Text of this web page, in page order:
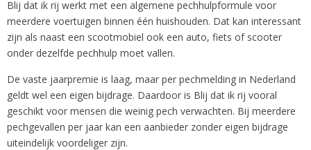
Blij dat ik rij werkt met een algemene pechhulpformule voor
meerdere voertuigen binnen één huishouden. Dat kan interessant
zijn als naast een scootmobiel ook een auto, fiets of scooter
onder dezelfde pechhulp moet vallen.
De vaste jaarpremie is laag, maar per pechmelding in Nederland
geldt wel een eigen bijdrage. Daardoor is Blij dat ik rij vooral
geschikt voor mensen die weinig pech verwachten. Bij meerdere
pechgevallen per jaar kan een aanbieder zonder eigen bijdrage
uiteindelijk voordeliger zijn.